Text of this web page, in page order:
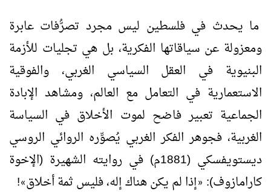
ما يحدث في فلسطين ليس مجرد تصرُّفات عابرة
ومعزولة عن سياقاتها الفكرية، بل هي تجليات للأزمة
البنيوية في العقل السياسي الغربي، والفوقية
الاستعمارية في التعامل مع العالم، ومشاهد الإبادة
الجماعية تعبير فاضح لموت الأخلاق في السياسة
الغربية، فجوهر الفكر الغربي يُصوِّره الروائي الروسي
ديستويفسكي (1881م) في روايته الشهيرة (الإخوة
كارامازوف): «إذا لم يكن هناك إله، فليس ثمة أخلاق»
!